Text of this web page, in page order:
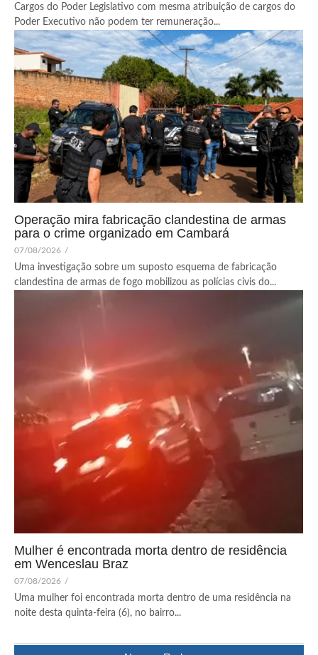
Cargos do Poder Legislativo com mesma atribuição de cargos do
Poder Executivo não podem ter remuneração...
Operação mira fabricação clandestina de armas
para o crime organizado em Cambará
07/08/2026 /
Uma investigação sobre um suposto esquema de fabricação
clandestina de armas de fogo mobilizou as polícias civis do...
Mulher é encontrada morta dentro de residência
em Wenceslau Braz
07/08/2026 /
Uma mulher foi encontrada morta dentro de uma residência na
noite desta quinta-feira (6), no bairro...